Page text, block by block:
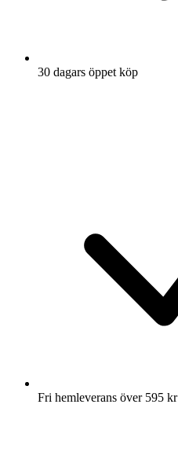
30 dagars öppet köp
Fri hemleverans över 595 kr